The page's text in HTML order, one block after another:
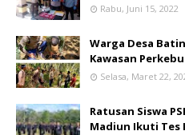
Rabu, Juni 15, 2022
Warga Desa
Kawasan
Selasa, Maret 22,
Ratusan Siswa
Madiun Ikuti Tes